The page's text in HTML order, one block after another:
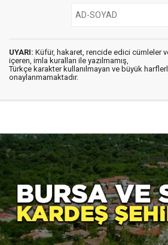
UYARI: Küfür, hakaret, rencide edici cümleler
içeren, imla kuralları ile yazılmamış,
Türkçe karakter kullanılmayan ve büyük
onaylanmamaktadır.